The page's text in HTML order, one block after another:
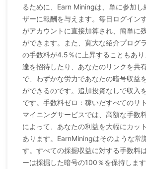
るために、Earn Miningは、単に参加し
ザーに報酬を与えます。毎日ログイン
がアカウントに直接加算され、簡単に
ができます。また、寛大な紹介プログ
の手数料が4.5％に上昇することもあ
達を招待したり、あなたのリンクを共
で、わずかな労力であなたの暗号収益
ができるのです。追加投資なしで収入
です。手数料ゼロ：稼いだすべてのサ
マイニングサービスでは、高額な手数
によって、あなたの利益を大幅にカッ
あります。EarnMiningはそのような常
す。すべての採掘収益に対する手数料
ーは採掘した暗号の100％を保持しま